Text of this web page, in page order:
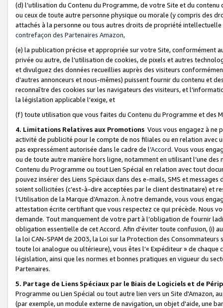
(d) l’utilisation du Contenu du Programme, de votre Site et du
ou ceux de toute autre personne physique ou morale (y compris des
attachés à la personne ou tous autres droits de propriété
contrefaçon des Partenaires Amazon,
(e) la publication précise et appropriée sur votre Site, conformément
privée ou autre, de l’utilisation de cookies, de pixels et autres
et divulguez des données recueillies auprès des visiteurs
d’autres annonceurs et nous-mêmes) puissent fournir du contenu et
reconnaître des cookies sur les navigateurs des visiteurs, et
la législation applicable l'exige, et
(f) toute utilisation que vous faites du Contenu du Programme et des
4. Limitations Relatives aux Promotions Vous vous engagez à ne
activité de publicité pour le compte de nos filiales ou en relation avec
pas expressément autorisée dans le cadre de l’Accord. Vous vous
ou de toute autre manière hors ligne, notamment en utilisant l’une
Contenu du Programme ou tout Lien Spécial en relation avec tout
pouvez insérer des Liens Spéciaux dans des e-mails, SMS et
soient sollicitées (c’est-à-dire acceptées par le client destinataire) et
l’Utilisation de la Marque d’Amazon. À notre demande, vous vous
attestation écrite certifiant que vous respectez ce qui précède. Nous
demande. Tout manquement de votre part à l’obligation de fournir
obligation essentielle de cet Accord. Afin d’éviter toute confusion, (i)
la loi CAN-SPAM de 2003, la Loi sur la Protection des
toute loi analogue ou ultérieure), vous êtes l’« Expéditeur » de
législation, ainsi que les normes et bonnes pratiques en vigueur du
Partenaires.
5. Partage de Liens Spéciaux par le Biais de Logiciels et de
Programme ou Lien Spécial ou tout autre lien vers un Site d'Amazon,
(par exemple, un module externe de navigation, un objet d'aide, une